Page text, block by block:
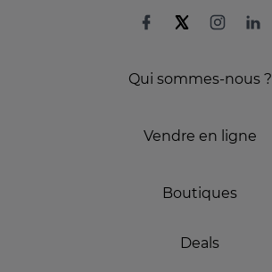
Qui sommes-nous ?
Vendre en ligne
Boutiques
Deals